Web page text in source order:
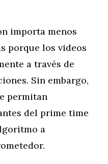
importa menos
porque los videos
a través de
Sin embargo,
permitan
del prime time
a